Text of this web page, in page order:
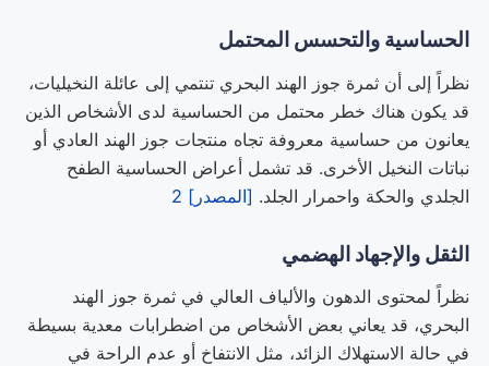
الحساسية والتحسس المحتمل
نظراً إلى أن ثمرة جوز الهند البحري تنتمي إلى عائلة النخيليات،
قد يكون هناك خطر محتمل من الحساسية لدى الأشخاص الذين
يعانون من حساسية معروفة تجاه منتجات جوز الهند العادي أو
نباتات النخيل الأخرى. قد تشمل أعراض الحساسية الطفح
الجلدي والحكة واحمرار الجلد. [المصدر] 2
الثقل والإجهاد الهضمي
نظراً لمحتوى الدهون والألياف العالي في ثمرة جوز الهند
البحري، قد يعاني بعض الأشخاص من اضطرابات معدية بسيطة
في حالة الاستهلاك الزائد، مثل الانتفاخ أو عدم الراحة في